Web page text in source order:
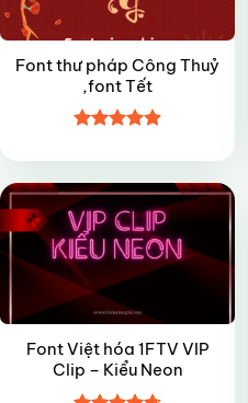
Font thư pháp Công Thuỷ
,font Tết
hạng4.95
sao
Font Việt hóa 1FTV VIP
Clip – Kiểu Neon